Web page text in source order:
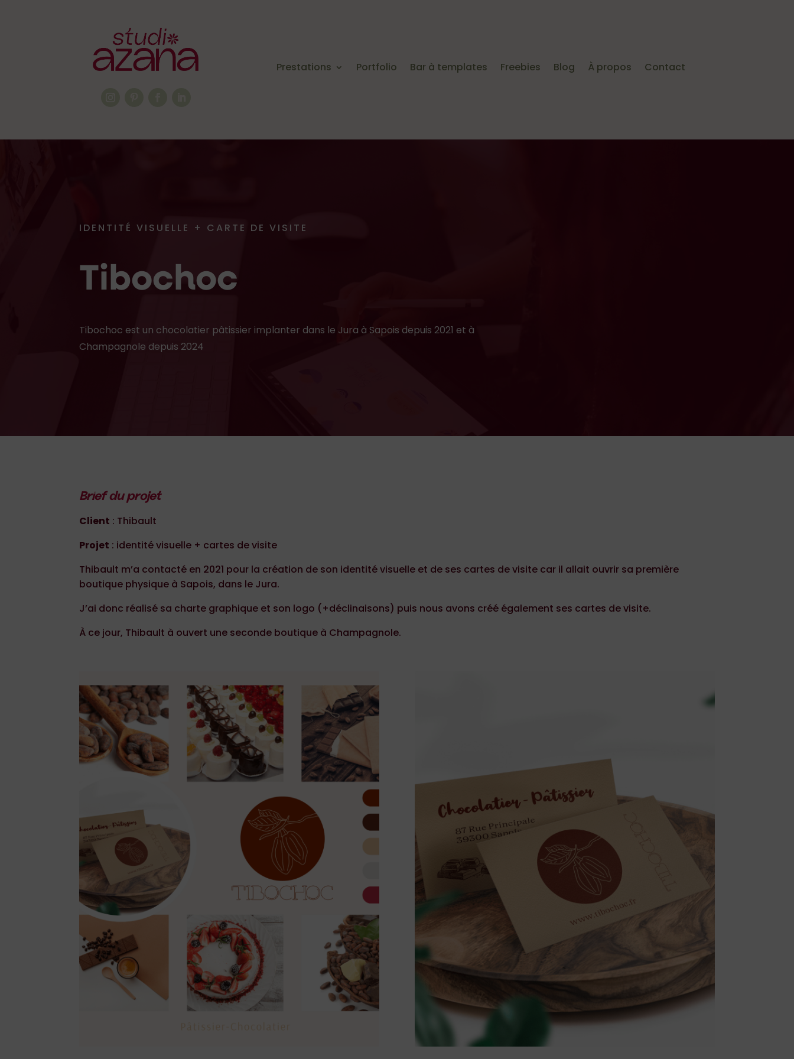
Prestations Portfolio Bar à templates Freebies Blog À propos Contact
IDENTITÉ VISUELLE + CARTE DE VISITE
Tibochoc
Tibochoc est un chocolatier pâtissier implanter dans le Jura à Sapois depuis 2021 et à
Champagnole depuis 2024
Brief du projet
Client : Thibault
Projet : identité visuelle + cartes de visite
Thibault m’a contacté en 2021 pour la création de son identité visuelle et de ses cartes de visite car il allait ouvrir sa première
boutique physique à Sapois, dans le Jura.
J’ai donc réalisé sa charte graphique et son logo (+déclinaisons) puis nous avons créé également ses cartes de visite.
À ce jour, Thibault à ouvert une seconde boutique à Champagnole.